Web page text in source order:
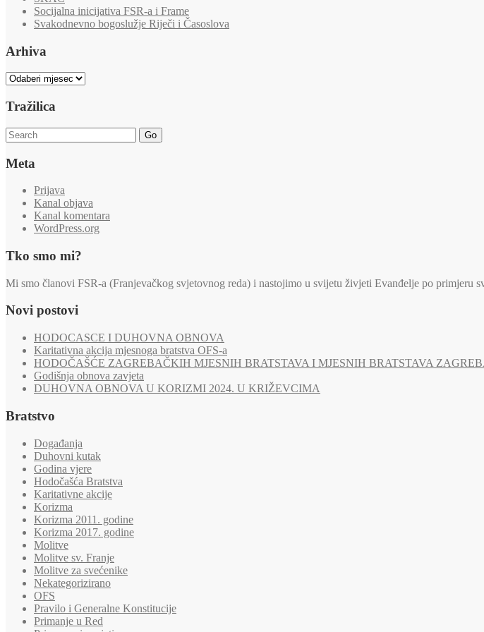
Socijalna inicijativa FSR-a i Frame
Svakodnevno bogoslužje Riječi i Časoslova
Arhiva
Arhiva
Tražilica
Go
Meta
Prijava
Kanal objava
Kanal komentara
WordPress.org
Tko smo mi?
Mi smo članovi FSR-a (Franjevačkog svjetovnog reda) i nastojimo u svijetu živjeti Evanđelje po primjeru
Novi postovi
HODOCASCE I DUHOVNA OBNOVA
Karitativna akcija mjesnoga bratstva OFS-a
HODOČAŠĆE ZAGREBAČKIH MJESNIH BRATSTAVA I MJESNIH BRATSTAVA
Godišnja obnova zavjeta
DUHOVNA OBNOVA U KORIZMI 2024. U KRIŽEVCIMA
Bratstvo
Događanja
Duhovni kutak
Godina vjere
Hodočašća Bratstva
Karitativne akcije
Korizma
Korizma 2011. godine
Korizma 2017. godine
Molitve
Molitve sv. Franje
Molitve za svećenike
Nekategorizirano
OFS
Pravilo i Generalne Konstitucije
Primanje u Red